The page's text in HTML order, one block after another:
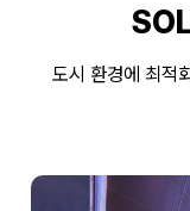
도시 환경에 최적